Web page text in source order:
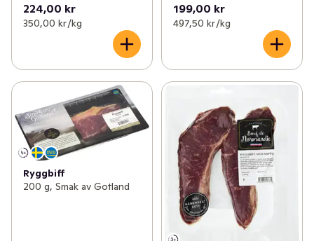
224,00 kr
350,00 kr /kg
199,00 kr
497,50 kr /kg
Ryggbiff
200 g, Smak av Gotland